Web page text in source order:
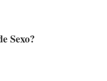
Sexo?